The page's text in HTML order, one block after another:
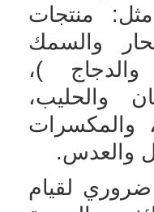
منتجات
والسمك
)،
والحليب،
والمكسرات
والعدس.
ضروري لقيام